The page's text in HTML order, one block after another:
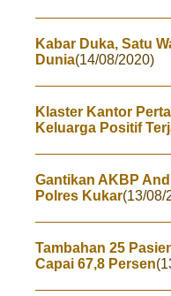
Kabar Duka, Satu
Dunia(14/08/2020)
Klaster Kantor
Keluarga Positif
Gantikan AKBP
Polres Kukar(13/08/
Tambahan 25
Capai 67,8 Persen